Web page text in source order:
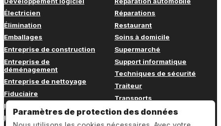
Électricien
Élimination
Emballages
Entreprise de construction
Entreprise de
déménagement
Entreprise de nettoyage
Fiduciaire
Fitness
Formation continue
Réparations
Restaurant
Soins à domicile
Supermarché
Support informatique
Techniques de sécurité
Traiteur
Transports
Vétérinaire
Paramètres de protection des données